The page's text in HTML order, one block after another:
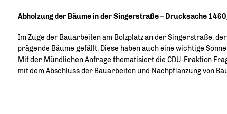
Abholzung der Bäume in der Singerstraße – Drucksache
Im Zuge der Bauarbeiten am Bolzplatz an der Singerstraße,
prägende Bäume gefällt. Diese haben auch eine wichtige
Mit der Mündlichen Anfrage thematisiert die CDU-Fraktion
mit dem Abschluss der Bauarbeiten und Nachpflanzung von